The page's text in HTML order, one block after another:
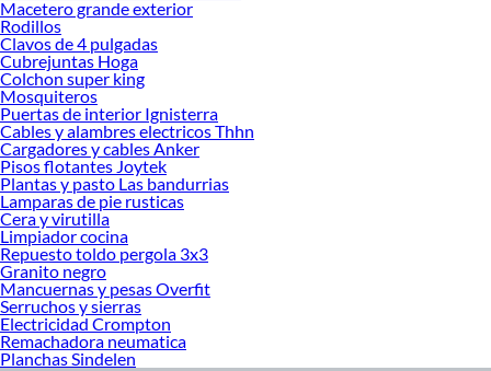
Macetero grande exterior
Rodillos
Clavos de 4 pulgadas
Cubrejuntas Hoga
Colchon super king
Mosquiteros
Puertas de interior Ignisterra
Cables y alambres electricos Thhn
Cargadores y cables Anker
Pisos flotantes Joytek
Plantas y pasto Las bandurrias
Lamparas de pie rusticas
Cera y virutilla
Limpiador cocina
Repuesto toldo pergola 3x3
Granito negro
Mancuernas y pesas Overfit
Serruchos y sierras
Electricidad Crompton
Remachadora neumatica
Planchas Sindelen